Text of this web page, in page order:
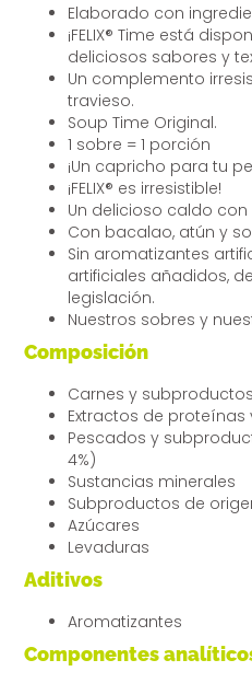
Elaborado con
¡FELIX® Time está
deliciosos sabores y
Un complemento
travieso.
Soup Time Original.
1 sobre = 1 porción
¡Un capricho para tu
¡FELIX® es irresistible!
Un delicioso caldo
Con bacalao, atún y
Sin aromatizantes
artificiales añadidos,
legislación.
Nuestros sobres y
Composición
Carnes y
Extractos de proteínas
Pescados y
4%)
Sustancias minerales
Subproductos de
Azúcares
Levaduras
Aditivos
Aromatizantes
Componentes